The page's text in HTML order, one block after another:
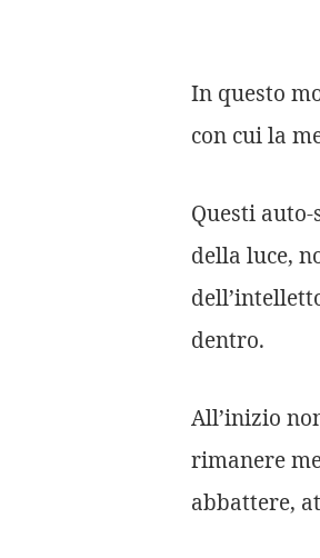
In questo
con cui la
Questi
della luce,
dentro.
All’inizio
rimanere
abbattere,